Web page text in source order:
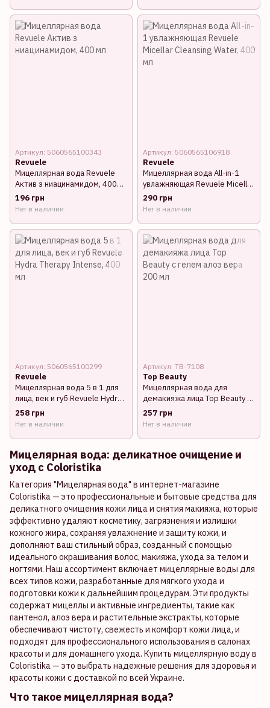
Артикул: 5060565100343
Revuele
Мицеллярная вода Revuele
Актив з ниацинамидом, 400
мл
196 грн
Нет в наличии
Артикул: 5060565106918
Revuele
Мицеллярная вода All-in-1
увлажняющая Revuele Micellar
Cleansing Water, 400 мл
290 грн
Нет в наличии
Артикул: 5060565100299
Revuele
Мицеллярная вода 5 в 1 для
лица, век и губ Revuele Hydra
Therapy Intense, 400 мл
258 грн
Нет в наличии
Артикул: TB-7108
Top Beauty
Мицеллярная вода для
демакияжа лица Top Beauty с
гелем алоэ вера 200 мл
257 грн
Нет в наличии
Мицелярная вода: деликатное очищение и
уход с Coloristika
Категория "Мицелярная вода" в интернет-магазине
Coloristika — это профессиональные и бытовые средства для
деликатного очищения кожи лица и снятия макияжа, которые
эффективно удаляют косметику, загрязнения и излишки
кожного жира, сохраняя увлажнение и защиту кожи, и
дополняют ваш стильный образ, созданный с помощью
идеального окрашивания волос, макияжа, ухода за телом и
ногтями. Наш ассортимент включает мицеллярные воды для
всех типов кожи, разработанные для мягкого ухода и
подготовки кожи к дальнейшим процедурам. Эти продукты
содержат мицеллы и активные ингредиенты, такие как
пантенол, алоэ вера и растительные экстракты, которые
обеспечивают чистоту, свежесть и комфорт кожи лица, и
подходят для профессионального использования в салонах
красоты и для домашнего ухода. Купить мицеллярную воду в
Coloristika — это выбрать надежные решения для здоровья и
красоты кожи с доставкой по всей Украине.
Что такое мицеллярная вода?